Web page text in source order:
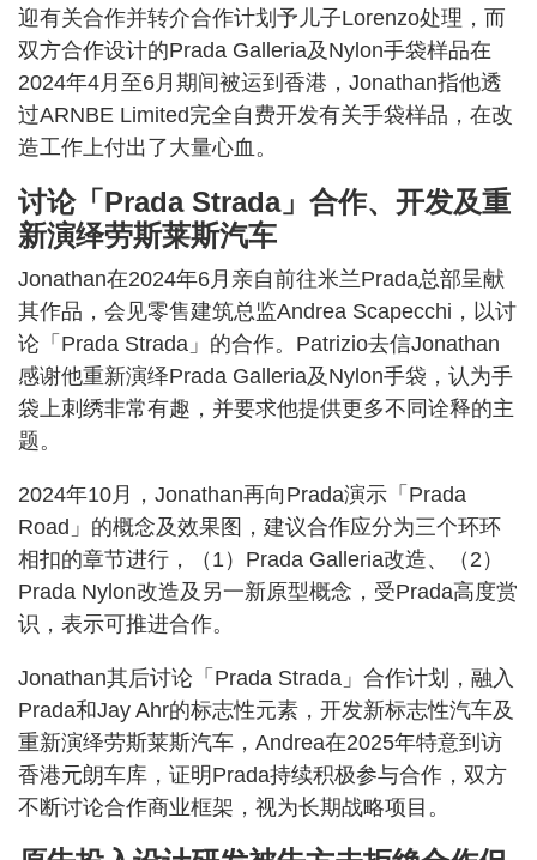
迎有关合作并转介合作计划予儿子Lorenzo处理，而
双方合作设计的Prada Galleria及Nylon手袋样品在
2024年4月至6月期间被运到香港，Jonathan指他透
过ARNBE Limited完全自费开发有关手袋样品，在改
造工作上付出了大量心血。
讨论「Prada Strada」合作、开发及重
新演绎劳斯莱斯汽车
Jonathan在2024年6月亲自前往米兰Prada总部呈献
其作品，会见零售建筑总监Andrea Scapecchi，以讨
论「Prada Strada」的合作。Patrizio去信Jonathan
感谢他重新演绎Prada Galleria及Nylon手袋，认为手
袋上刺绣非常有趣，并要求他提供更多不同诠释的主
题。
2024年10月，Jonathan再向Prada演示「Prada
Road」的概念及效果图，建议合作应分为三个环环
相扣的章节进行，（1）Prada Galleria改造、（2）
Prada Nylon改造及另一新原型概念，受Prada高度赏
识，表示可推进合作。
Jonathan其后讨论「Prada Strada」合作计划，融入
Prada和Jay Ahr的标志性元素，开发新标志性汽车及
重新演绎劳斯莱斯汽车，Andrea在2025年特意到访
香港元朗车库，证明Prada持续积极参与合作，双方
不断讨论合作商业框架，视为长期战略项目。